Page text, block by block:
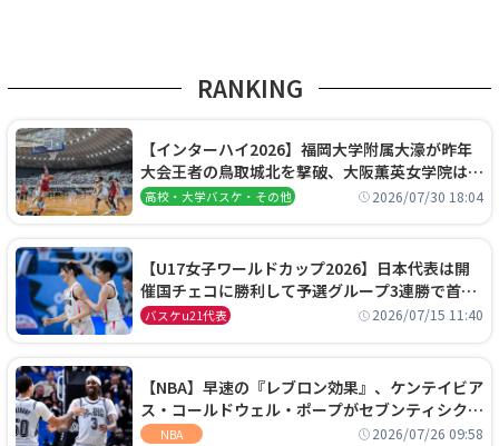
RANKING
【インターハイ2026】福岡大学附属大濠が昨年
大会王者の鳥取城北を撃破、大阪薫英女学院は岐
阜女子に完勝、大会3日目試合結果
高校・大学バスケ・その他 2026/07/30 18:04
【U17女子ワールドカップ2026】日本代表は開
催国チェコに勝利して予選グループ3連勝で首位
通過！準々決勝の相手はエジプトに決定
バスケu21代表 2026/07/15 11:40
【NBA】早速の『レブロン効果』、ケンテイビア
ス・コールドウェル・ポープがセブンティシクサ
ーズに1年契約で加入
NBA 2026/07/26 09:58